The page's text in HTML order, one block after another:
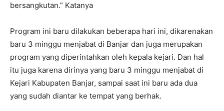
bersangkutan.” Katanya
Program ini baru dilakukan beberapa hari ini, dikarenakan
baru 3 minggu menjabat di Banjar dan juga merupakan
program yang diperintahkan oleh kepala kejari. Dan hal
itu juga karena dirinya yang baru 3 minggu menjabat di
Kejari Kabupaten Banjar, sampai saat ini baru ada dua
yang sudah diantar ke tempat yang berhak.